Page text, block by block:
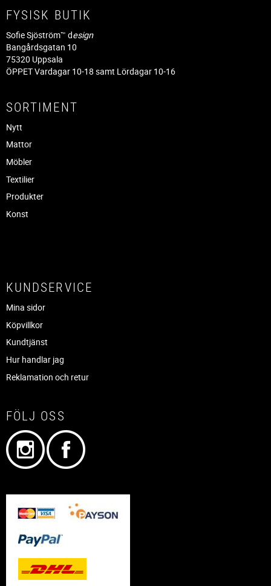
FYSISK BUTIK
Sofie Sjöström™ design
Bangårdsgatan 10
75320 Uppsala
ÖPPET Vardagar 10-18 samt Lördagar 10-16
SORTIMENT
Nytt
Mattor
Möbler
Textilier
Produkter
Konst
KUNDSERVICE
Mina sidor
Köpvillkor
Kundtjänst
Hur handlar jag
Reklamation och retur
FÖLJ OSS